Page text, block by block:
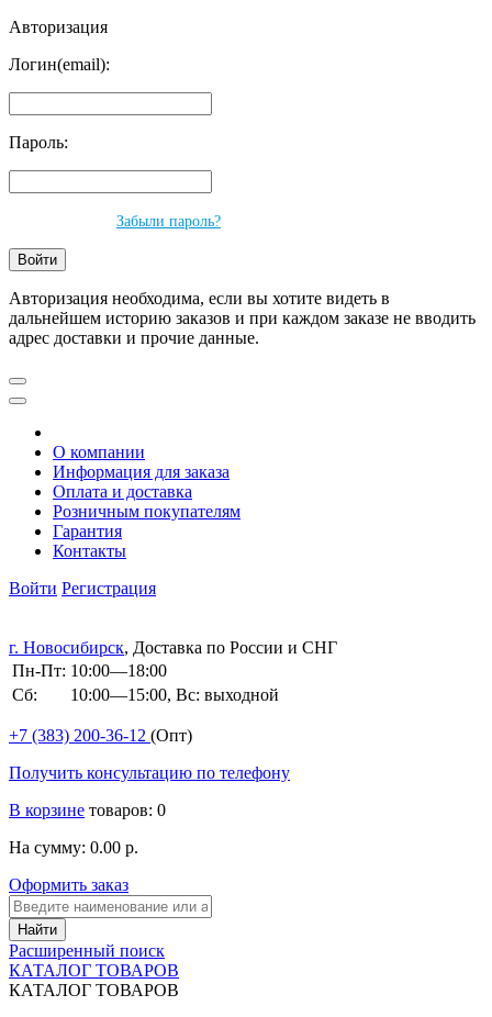
Авторизация
Логин(email):
Пароль:
Забыли пароль?
Авторизация необходима, если вы хотите видеть в
дальнейшем историю заказов и при каждом заказе не вводить
адрес доставки и прочие данные.
О компании
Информация для заказа
Оплата и доставка
Розничным покупателям
Гарантия
Контакты
Войти Регистрация
г. Новосибирск, Доставка по России и СНГ
Пн-Пт: 10:00—18:00
Сб:
10:00—15:00, Вс: выходной
+7 (383) 200-36-12 (Опт)
Получить консультацию по телефону
В корзине товаров: 0
На сумму: 0.00 р.
Оформить заказ
Расширенный поиск
КАТАЛОГ ТОВАРОВ
КАТАЛОГ ТОВАРОВ